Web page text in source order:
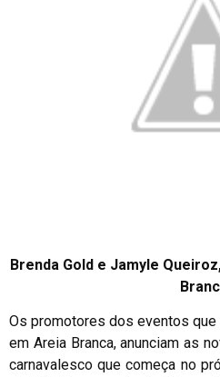
Brenda Gold e Jamyle
Os promotores dos eventos
em Areia Branca, anunciam as
carnavalesco que começa no